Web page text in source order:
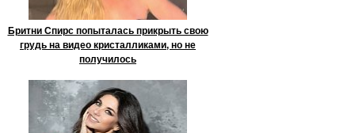
Бритни Спирс попыталась прикрыть свою
грудь на видео кристалликами, но не
получилось